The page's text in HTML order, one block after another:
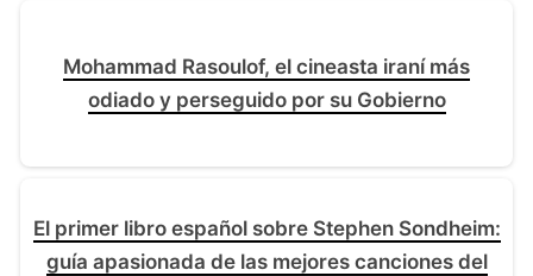
Mohammad Rasoulof, el cineasta iraní más
odiado y perseguido por su Gobierno
El primer libro español sobre Stephen Sondheim:
guía apasionada de las mejores canciones del